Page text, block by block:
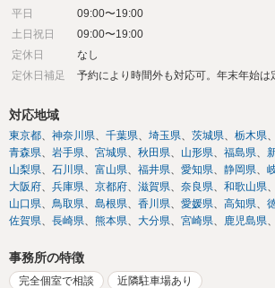
平日
09:00〜19:00
土日祝日
09:00〜19:00
定休日
なし
定休日補足
予約により時間外も対応可。年末年始は
対応地域
東京都 神奈川県 千葉県 埼玉県 茨城県 栃木県
青森県
岩手県 宮城県 秋田県 山形県 福島県
山梨県
石川県 富山県 福井県 愛知県 静岡県
大阪府
兵庫県 京都府 滋賀県 奈良県 和歌山県
山口県
鳥取県 島根県 香川県 愛媛県 高知県
佐賀県
長崎県 熊本県 大分県 宮崎県 鹿児島県
事務所の特徴
完全個室で相談 近隣駐車場あり